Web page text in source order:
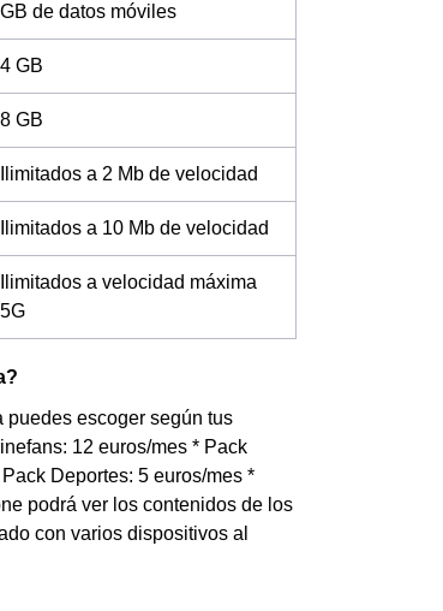
GB de datos móviles
4 GB
8 GB
Ilimitados a 2 Mb de velocidad
Ilimitados a 10 Mb de velocidad
Ilimitados a velocidad máxima
5G
puedes escoger según tus
12 euros/mes * Pack
Deportes: 5 euros/mes *
podrá ver los contenidos de los
con varios dispositivos al